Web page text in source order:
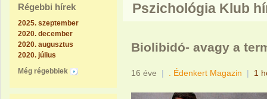
Régebbi hírek
2025. szeptember
2020. december
2020. augusztus
2020. július
Még régebbiek
Pszichológia Klub
Biolibidó- avagy a
16 éve | . Édenkert Magazin | 1